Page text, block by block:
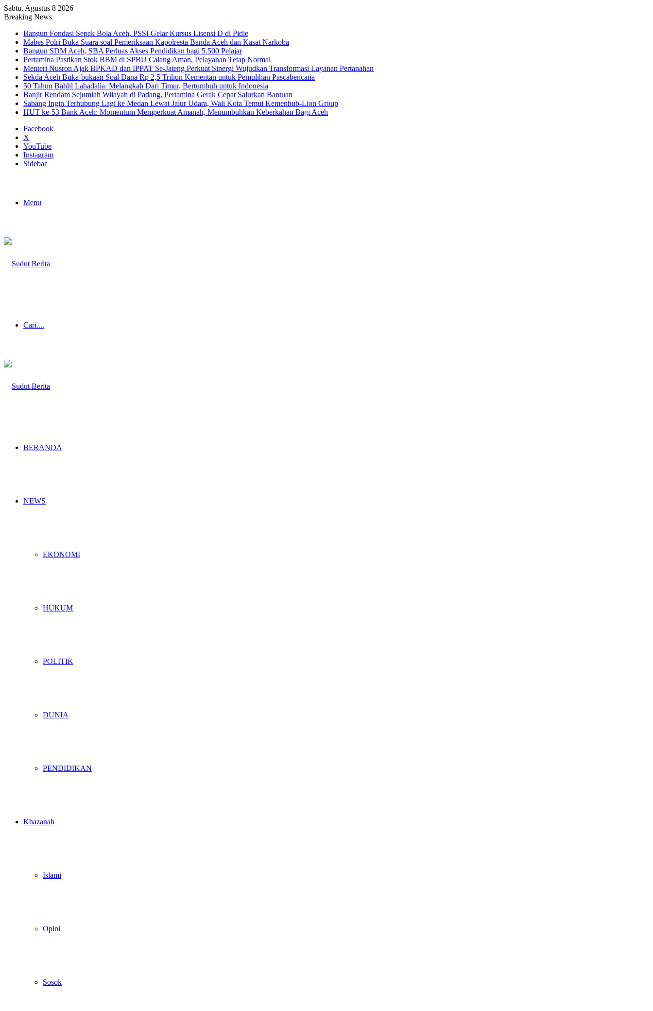
Sabtu, Agustus 8 2026
Breaking News
Bangun Fondasi Sepak Bola Aceh, PSSI Gelar Kursus Lisensi D di Pidie
Mabes Polri Buka Suara soal Pemeriksaan Kapolresta Banda Aceh dan Kasat Narkoba
Bangun SDM Aceh, SBA Perluas Akses Pendidikan bagi 5.500 Pelajar
Pertamina Pastikan Stok BBM di SPBU Calang Aman, Pelayanan Tetap Normal
Menteri Nusron Ajak BPKAD dan IPPAT Se-Jateng Perkuat Sinergi Wujudkan Transformasi Layanan Pertanahan
Sekda Aceh Buka-bukaan Soal Dana Rp 2,5 Triliun Kementan untuk Pemulihan Pascabencana
50 Tahun Bahlil Lahadalia: Melangkah Dari Timur, Bertumbuh untuk Indonesia
Banjir Rendam Sejumlah Wilayah di Padang, Pertamina Gerak Cepat Salurkan Bantuan
Sabang Ingin Terhubung Lagi ke Medan Lewat Jalur Udara, Wali Kota Temui Kemenhub-Lion Group
HUT ke-53 Bank Aceh: Momentum Memperkuat Amanah, Menumbuhkan Keberkahan Bagi Aceh
Facebook
X
YouTube
Instagram
Sidebar
Menu
Cari....
BERANDA
NEWS
EKONOMI
HUKUM
POLITIK
DUNIA
PENDIDIKAN
Khazanah
Islami
Opini
Sosok